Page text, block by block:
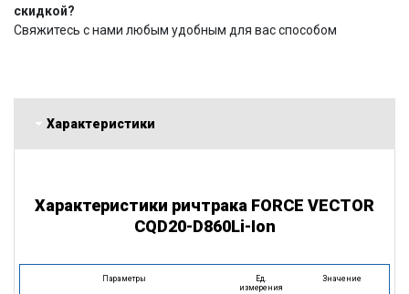
скидкой?
Свяжитесь с нами любым удобным для вас способом
Характеристики
Характеристики ричтрака FORCE VECTOR
CQD20-D860Li-Ion
Параметры
Ед.
измерения
Значение